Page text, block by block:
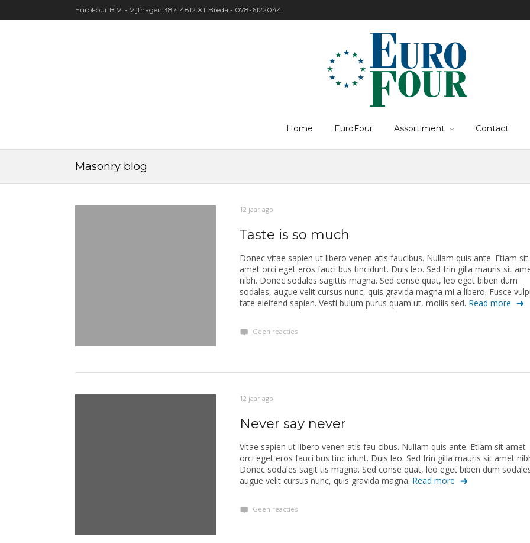
EuroFour B.V. - Vijfhagen 387, 4812 XT Breda - 078-6122044
Home EuroFour Assortiment Contact
Masonry blog
12 jaar ago
Taste is so much
Donec vitae sapien ut libero venen atis faucibus. Nullam quis ante. Etiam sit
amet orci eget eros fauci bus tincidunt. Duis leo. Sed frin gilla mauris sit
nibh. Donec sodales sagittis magna. Sed conse quat, leo eget biben dum
sodales, augue velit cursus nunc, quis gravida magna mi a libero. Fusce
tate eleifend sapien. Vesti bulum purus quam ut, mollis sed. Read more
Geen reacties
12 jaar ago
Never say never
Vitae sapien ut libero venen atis fau cibus. Nullam quis ante. Etiam sit amet
orci eget eros fauci bus tinc idunt. Duis leo. Sed frin gilla mauris sit amet
Donec sodales sagit tis magna. Sed conse quat, leo eget biben dum
augue velit cursus nunc, quis gravida magna. Read more
Geen reacties